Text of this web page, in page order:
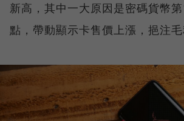
新高，其中一大原因是密碼貨幣
點，帶動顯示卡售價上漲，挹注毛